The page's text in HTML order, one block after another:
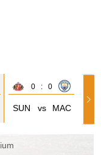
0 : 0
SUN vs MAC